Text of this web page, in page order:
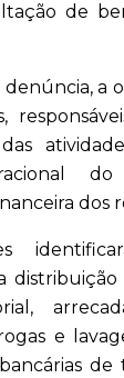
de
a
dos
e
de